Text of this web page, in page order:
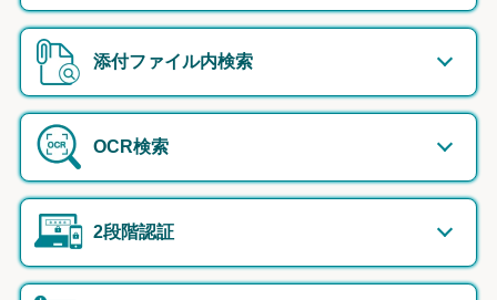
添付ファイル内検索
OCR検索
2段階認証